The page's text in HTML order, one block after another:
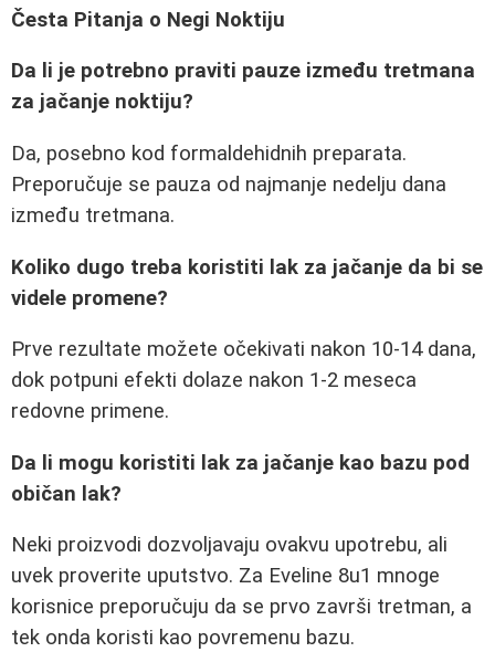
Česta Pitanja o Negi Noktiju
Da li je potrebno praviti pauze između tretmana
za jačanje noktiju?
Da, posebno kod formaldehidnih preparata.
Preporučuje se pauza od najmanje nedelju dana
između tretmana.
Koliko dugo treba koristiti lak za jačanje da bi se
videle promene?
Prve rezultate možete očekivati nakon 10-14 dana,
dok potpuni efekti dolaze nakon 1-2 meseca
redovne primene.
Da li mogu koristiti lak za jačanje kao bazu pod
običan lak?
Neki proizvodi dozvoljavaju ovakvu upotrebu, ali
uvek proverite uputstvo. Za Eveline 8u1 mnoge
korisnice preporučuju da se prvo završi tretman, a
tek onda koristi kao povremenu bazu.